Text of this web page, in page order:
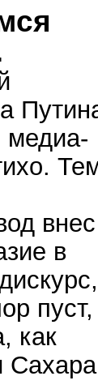
медиа-
внес
в
пуст,
как